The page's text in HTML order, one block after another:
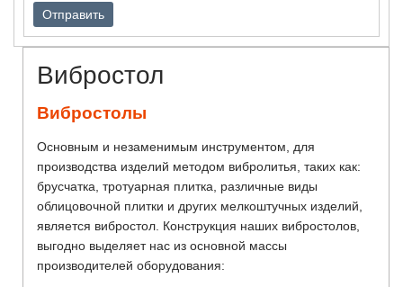
Вибростол
Вибростолы
Основным и незаменимым инструментом, для
производства изделий методом вибролитья, таких как:
брусчатка, тротуарная плитка, различные виды
облицовочной плитки и других мелкоштучных изделий,
является вибростол. Конструкция наших вибростолов,
выгодно выделяет нас из основной массы
производителей оборудования: